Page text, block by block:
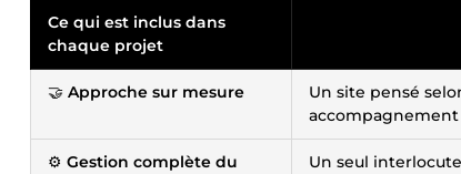
Ce qui est inclus dans
chaque projet
🤝 Approche sur mesure
Un site pensé
⚙️ Gestion complète du
Un seul